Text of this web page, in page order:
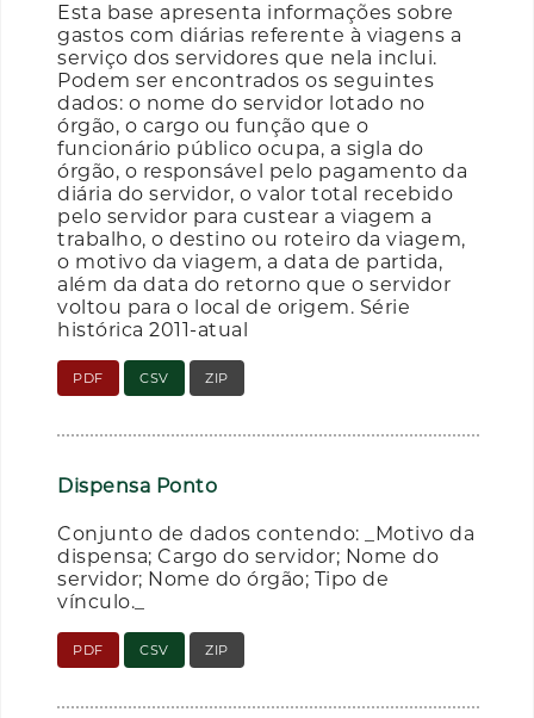
Esta base apresenta informações sobre
gastos com diárias referente à viagens a
serviço dos servidores que nela inclui.
Podem ser encontrados os seguintes
dados: o nome do servidor lotado no
órgão, o cargo ou função que o
funcionário público ocupa, a sigla do
órgão, o responsável pelo pagamento da
diária do servidor, o valor total recebido
pelo servidor para custear a viagem a
trabalho, o destino ou roteiro da viagem,
o motivo da viagem, a data de partida,
além da data do retorno que o servidor
voltou para o local de origem. Série
histórica 2011-atual
PDF CSV ZIP
Dispensa Ponto
Conjunto de dados contendo: _Motivo da
dispensa; Cargo do servidor; Nome do
servidor; Nome do órgão; Tipo de
vínculo._
PDF CSV ZIP